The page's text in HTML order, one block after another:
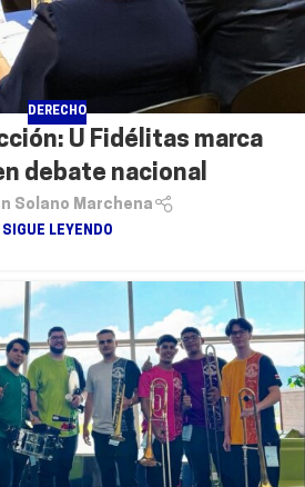
DERECHO
U Fidélitas marca
debate nacional
Solano Marchena
SIGUE LEYENDO